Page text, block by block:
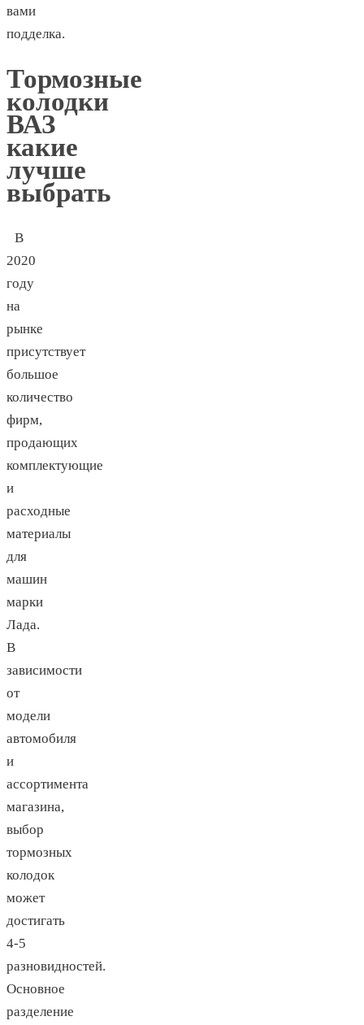
вами
подделка.
Тормозные
колодки
ВАЗ
какие
лучше
выбрать
В
2020
году
на
рынке
присутствует
большое
количество
фирм,
продающих
комплектующие
и
расходные
материалы
для
машин
марки
Лада.
В
зависимости
от
модели
автомобиля
и
ассортимента
магазина,
выбор
тормозных
колодок
может
достигать
4-5
разновидностей.
Основное
разделение